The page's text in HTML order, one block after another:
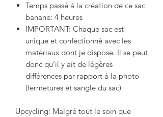
Temps passé à la création de ce sac
banane: 4 heures
IMPORTANT: Chaque sac est
unique et confectionné avec les
matériaux dont je dispose. Il se peut
donc qu’il y ait de légères
différences par rapport à la photo
(fermetures et sangle du sac)
Upcycling: Malgré tout le soin que